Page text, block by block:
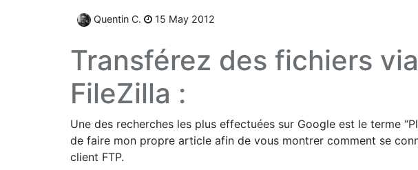
Quentin C. 15 May 2012
Transférez des fichiers
FileZilla :
Une des recherches les plus effectuées sur Google est le terme
de faire mon propre article afin de vous montrer comment se
client FTP.